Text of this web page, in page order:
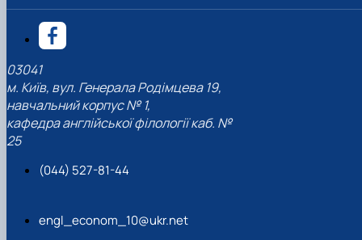
03041
м. Київ, вул. Генерала Родімцева 19,
навчальний корпус № 1,
кафедра англійської філології каб. №
25
(044) 527-81-44
engl_econom_10@ukr.net